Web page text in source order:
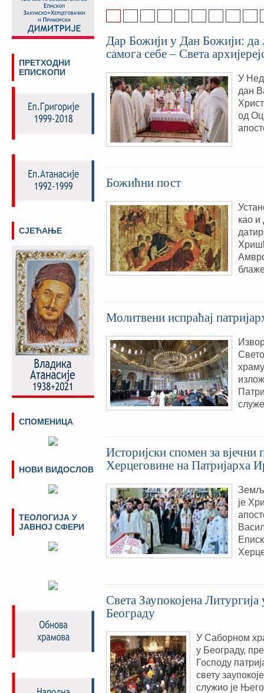
Дар Божији у Дан Божији:
самога себе – Света
У
дан
од
Божићни пост
као и
Молитвени испраћај
Историјски спомен за вјечни
Херцеговине на Патријарха
је
Света Заупокојена
Београду
У Саборном
у Београду,
Господу
свету
служио је
ПРЕТХОДНИ
ЕПИСКОПИ
СЈЕЋАЊЕ
СПОМЕНИЦА
НОВИ ВИДОСЛОВ
ТЕОЛОГИЈА У
ЈАВНОЈ СФЕРИ